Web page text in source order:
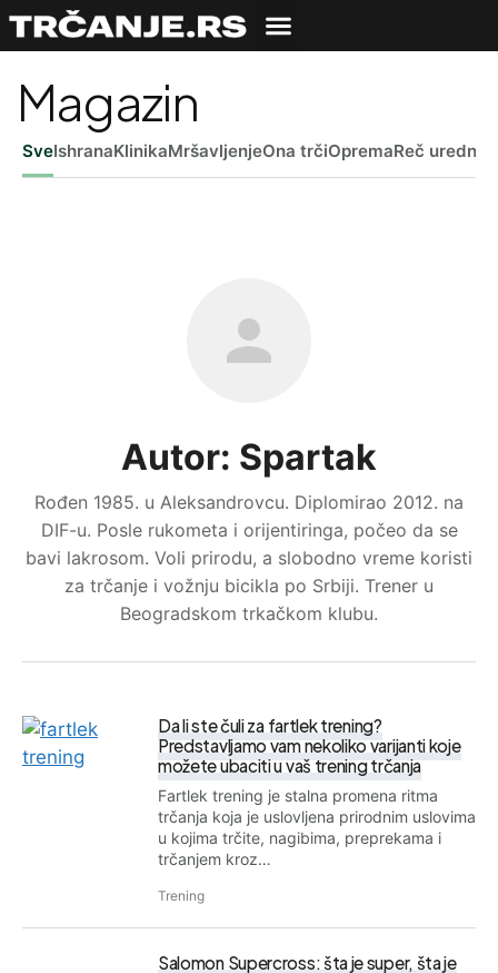
Magazin
SveIshranaKlinikaMršavljenjeOna trčiOpremaReč
Autor: Spartak
Rođen 1985. u Aleksandrovcu. Diplomirao 2012. na
DIF-u. Posle rukometa i orijentiringa, počeo da se
bavi lakrosom. Voli prirodu, a slobodno vreme koristi
za trčanje i vožnju bicikla po Srbiji. Trener u
Beogradskom trkačkom klubu.
Da li ste čuli za fartlek trening?
Predstavljamo vam nekoliko varijanti koje
možete ubaciti u vaš trening trčanja
Fartlek trening je stalna promena ritma
trčanja koja je uslovljena prirodnim uslovima
u kojima trčite, nagibima, preprekama i
trčanjem kroz…
Trening
Salomon Supercross: šta je super, šta je